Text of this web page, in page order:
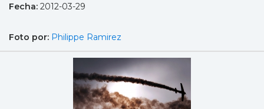
Fecha: 2012-03-29
Foto por: Philippe Ramirez